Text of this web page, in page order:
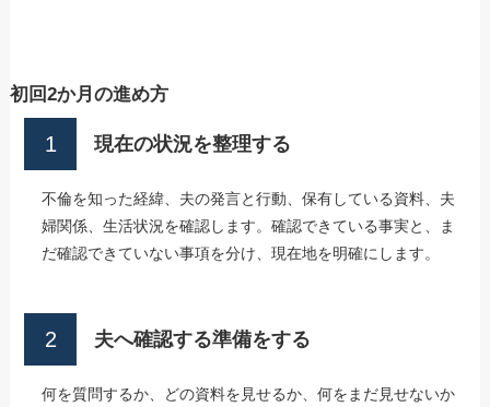
初回2か月の進め方
現在の状況を整理する
不倫を知った経緯、夫の発言と行動、保有している資料、夫
婦関係、生活状況を確認します。確認できている事実と、ま
だ確認できていない事項を分け、現在地を明確にします。
夫へ確認する準備をする
何を質問するか、どの資料を見せるか、何をまだ見せないか